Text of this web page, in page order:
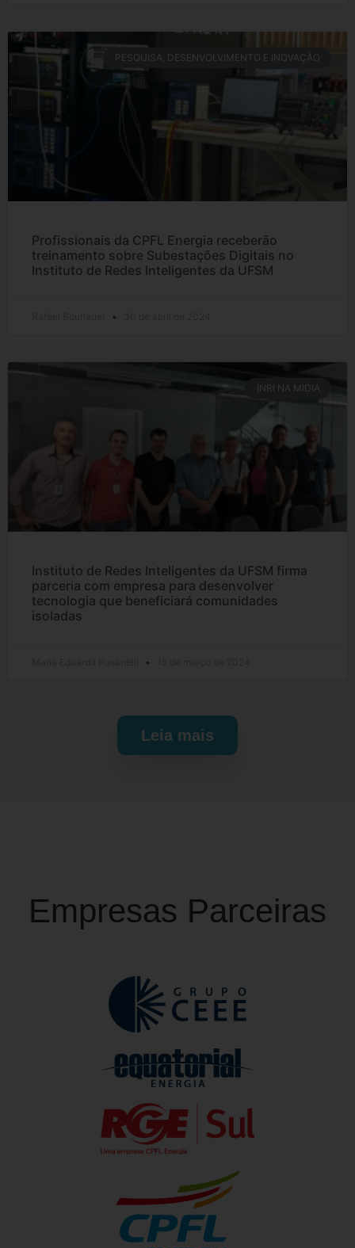
PESQUISA, DESENVOLVIMENTO E INOVAÇÃO
Profissionais da CPFL Energia receberão
treinamento sobre Subestações Digitais no
Instituto de Redes Inteligentes da UFSM
INRI NA MIDIA
Instituto de Redes Inteligentes da UFSM firma
parceria com empresa para desenvolver
tecnologia que beneficiará comunidades
isoladas
Leia mais
Empresas Parceiras